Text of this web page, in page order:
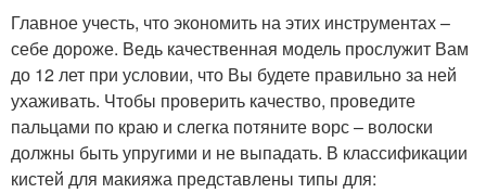
Главное учесть, что экономить на этих инструментах –
себе дороже. Ведь качественная модель прослужит Вам
до 12 лет при условии, что Вы будете правильно за ней
ухаживать. Чтобы проверить качество, проведите
пальцами по краю и слегка потяните ворс – волоски
должны быть упругими и не выпадать. В классификации
кистей для макияжа представлены типы для: